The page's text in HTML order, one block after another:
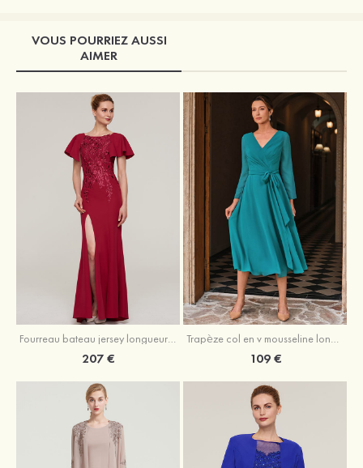
VOUS POURRIEZ AUSSI
AIMER
207 € 109 €